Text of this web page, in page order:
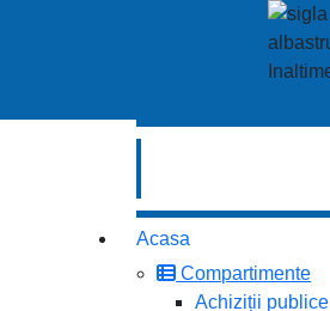
Acasa
Compartimente
Achiziții publice